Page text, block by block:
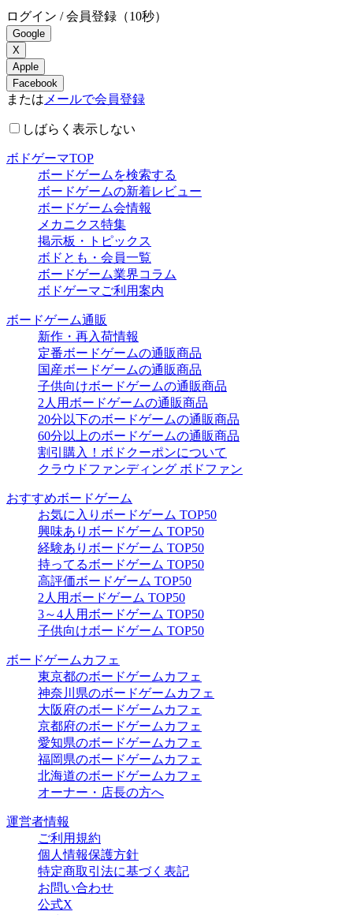
ログイン / 会員登録（10秒）
Google
X
Apple
Facebook
または メールで会員登録
しばらく表示しない
ボドゲーマTOP
ボードゲームを検索する
ボードゲームの新着レビュー
ボードゲーム会情報
メカニクス特集
掲示板・トピックス
ボドとも・会員一覧
ボードゲーム業界コラム
ボドゲーマご利用案内
ボードゲーム通販
新作・再入荷情報
定番ボードゲームの通販商品
国産ボードゲームの通販商品
子供向けボードゲームの通販商品
2人用ボードゲームの通販商品
20分以下のボードゲームの通販商品
60分以上のボードゲームの通販商品
割引購入！ボドクーポンについて
クラウドファンディング ボドファン
おすすめボードゲーム
お気に入りボードゲーム TOP50
興味ありボードゲーム TOP50
経験ありボードゲーム TOP50
持ってるボードゲーム TOP50
高評価ボードゲーム TOP50
2人用ボードゲーム TOP50
3～4人用ボードゲーム TOP50
子供向けボードゲーム TOP50
ボードゲームカフェ
東京都のボードゲームカフェ
神奈川県のボードゲームカフェ
大阪府のボードゲームカフェ
京都府のボードゲームカフェ
愛知県のボードゲームカフェ
福岡県のボードゲームカフェ
北海道のボードゲームカフェ
オーナー・店長の方へ
運営者情報
ご利用規約
個人情報保護方針
特定商取引法に基づく表記
お問い合わせ
公式X